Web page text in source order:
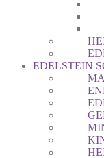
EDELSTEIN